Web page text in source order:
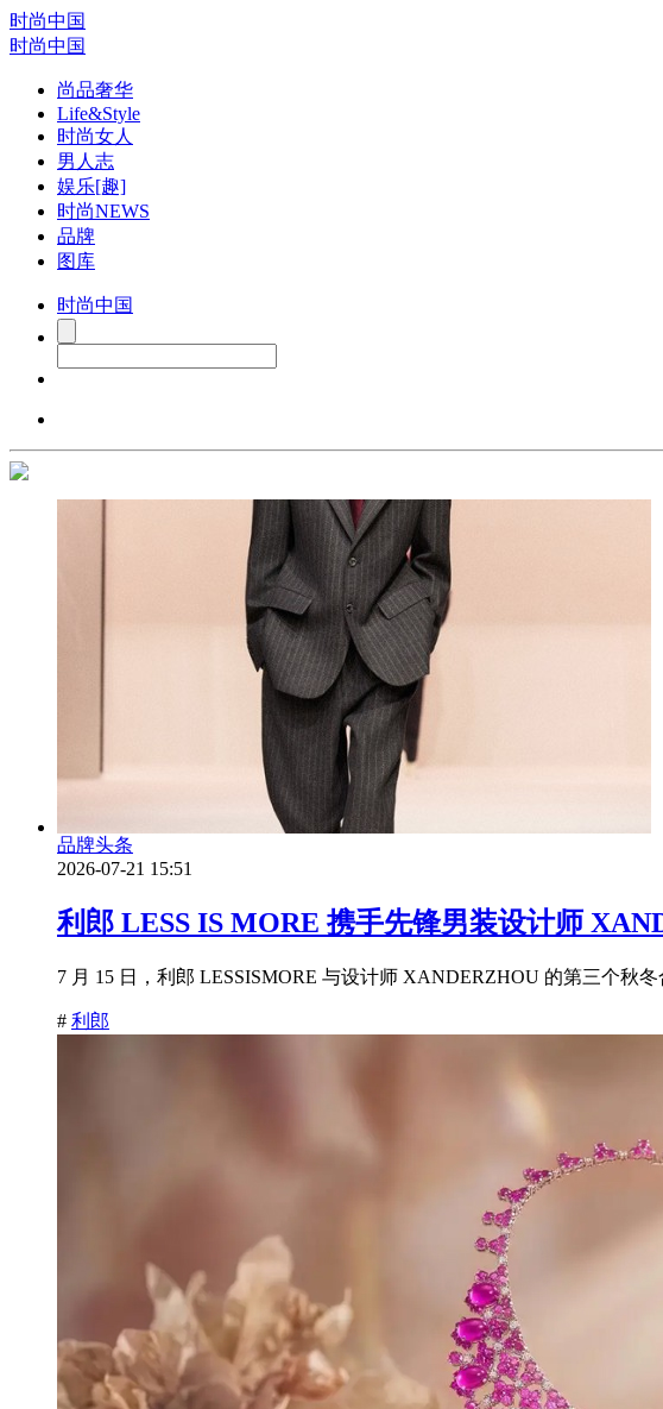
时尚中国
时尚中国
尚品奢华
Life&Style
时尚女人
男人志
娱乐[趣]
时尚NEWS
品牌
图库
时尚中国
品牌头条
2026-07-21 15:51
利郎 LESS IS MORE 携手先锋男装设计师
7 月 15 日，利郎 LESSISMORE 与设计师 XANDERZHOU 的第三个秋
# 利郎